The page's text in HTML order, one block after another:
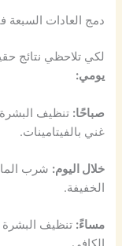
دمج العادات السبعة
لكي تلاحظي نتائج
يومي:
صباحًا: تنظيف
غني بالفيتامينات.
خلال اليوم: شرب
الخفيفة.
مساءً: تنظيف